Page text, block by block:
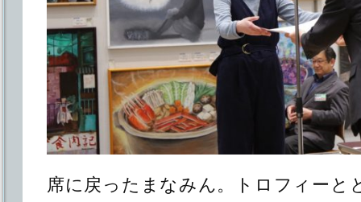
席に戻ったまなみん。トロフィーと